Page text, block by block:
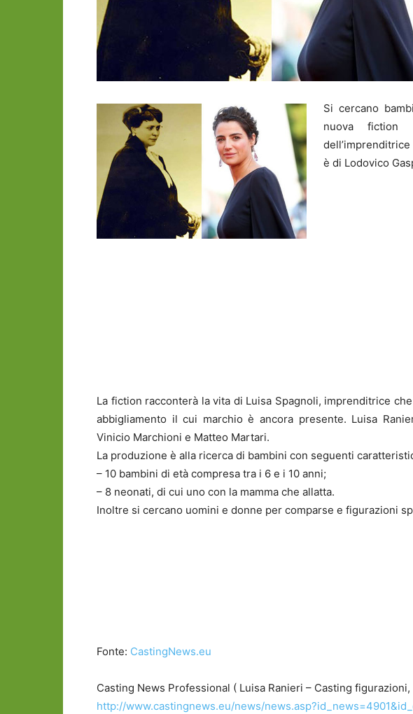
Si cercano
nuova fiction
è di Lodovico
La fiction racconterà la vita di Luisa Spagnoli, imprenditrice
abbigliamento il cui marchio è ancora presente. Luisa
Vinicio Marchioni e Matteo Martari.
La produzione è alla ricerca di bambini con seguenti
– 10 bambini di età compresa tra i 6 e i 10 anni;
– 8 neonati, di cui uno con la mamma che allatta.
Inoltre si cercano uomini e donne per comparse e figurazioni
Fonte: CastingNews.eu
Casting News Professional ( Luisa Ranieri – Casting
http://www.castingnews.eu/news/